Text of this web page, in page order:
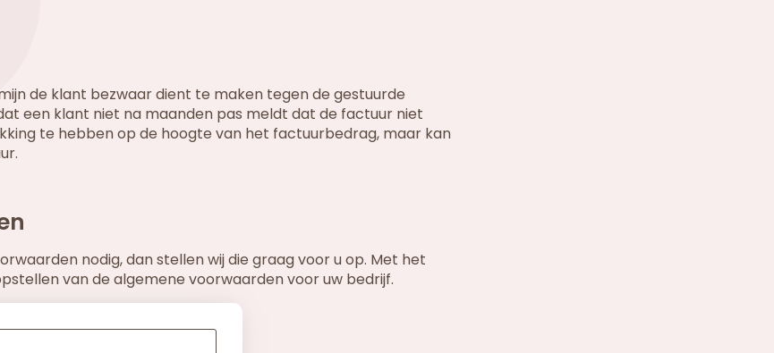
de klant bezwaar dient te maken tegen de gestuurde
een klant niet na maanden pas meldt dat de factuur niet
te hebben op de hoogte van het factuurbedrag, maar kan
nodig, dan stellen wij die graag voor u op. Met het
van de algemene voorwaarden voor uw bedrijf.